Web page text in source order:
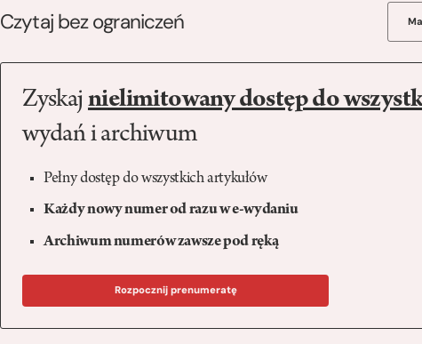
Czytaj bez ograniczeń
Zyskaj nielimitowany dostęp do
wydań i archiwum
Pełny dostęp do wszystkich artykułów
Każdy nowy numer od razu w e-wydaniu
Archiwum numerów zawsze pod ręką
Rozpocznij prenumeratę